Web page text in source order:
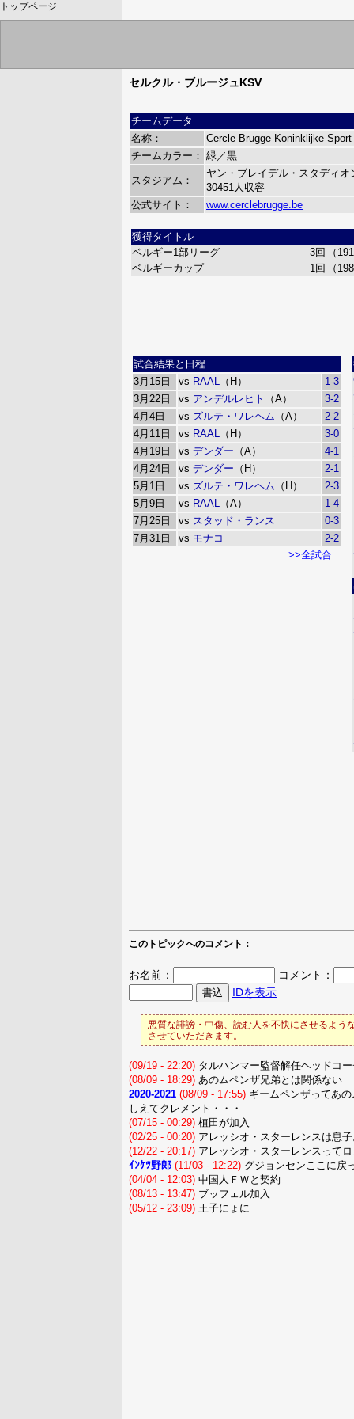
トップページ
セルクル・ブルージュKSV
チームデータ
名称：
Cercle Brugge Koninklijke Sport
チームカラー： 緑／黒
スタジアム：
ヤン・ブレイデル・スタディ
30451人収容
公式サイト：
www.cerclebrugge.be
獲得タイトル
ベルギー1部リーグ
3回
（
ベルギーカップ
1回 （
試合結果と日程
3月15日
vs RAAL （H）
1-3
3月22日
vs アンデルレヒト （A）
3-2
4月4日
vs ズルテ・ワレヘム （A）
2-2
4月11日
vs RAAL （H）
3-0
4月19日
vs デンダー （A）
4-1
4月24日
vs デンダー （H）
2-1
5月1日
vs ズルテ・ワレヘム （H）
2-3
5月9日
vs RAAL （A）
1-4
7月25日
vs スタッド・ランス
0-3
7月31日
vs モナコ
2-2
>>全試合
このトピックへのコメント：
お名前：
コメント：
IDを表示
悪質な誹謗・中傷、読む人を不快にさせるよう
させていただきます。
(09/19 - 22:20) タルハンマー監督解任ヘッドコ
(08/09 - 18:29) あのムペンザ兄弟とは関係ない
2020-2021 (08/09 - 17:55) ギームペンザってあ
しえてクレメント・・・
(07/15 - 00:29) 植田が加入
(02/25 - 00:20) アレッシオ・スターレンスは息
(12/22 - 20:17) アレッシオ・スターレンスって
ｲﾝｹﾂ野郎 (11/03 - 12:22) グジョンセンここに戻
(04/04 - 12:03) 中国人ＦＷと契約
(08/13 - 13:47) ブッフェル加入
(05/12 - 23:09) 王子にょに